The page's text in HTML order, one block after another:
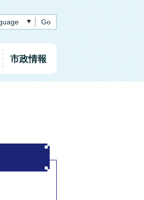
Go
市政情報